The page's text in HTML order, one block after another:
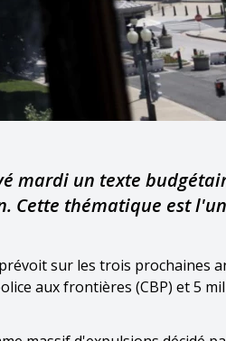
mardi un texte
thématique est
sur les trois prochaines
aux frontières (CBP) et 5